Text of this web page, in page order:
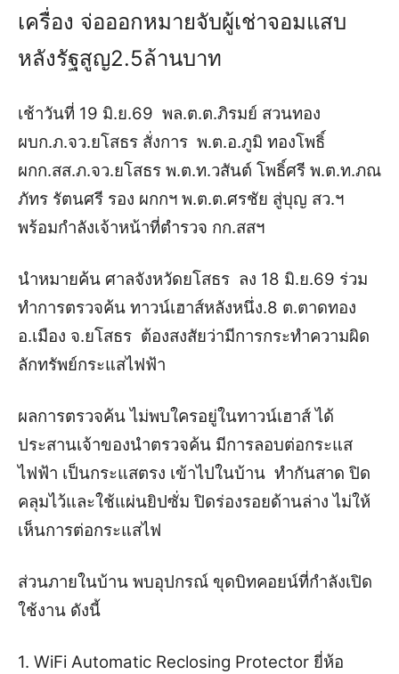
เครื่อง จ่อออกหมายจับผู้เช่าจอมแสบ
หลังรัฐสูญ2.5ล้านบาท
เช้าวันที่ 19 มิ.ย.69 พล.ต.ต.ภิรมย์ สวนทอง
ผบก.ภ.จว.ยโสธร สั่งการ พ.ต.อ.ภูมิ ทองโพธิ์
ผกก.สส.ภ.จว.ยโสธร พ.ต.ท.วสันต์ โพธิ์ศรี พ.ต.ท.ภณ
ภัทร รัตนศรี รอง ผกกฯ พ.ต.ต.ศรชัย สู่บุญ สว.ฯ
พร้อมกำลังเจ้าหน้าที่ตำรวจ กก.สสฯ
นำหมายค้น ศาลจังหวัดยโสธร ลง 18 มิ.ย.69 ร่วม
ทำการตรวจค้น ทาวน์เฮาส์หลังหนึ่ง.8 ต.ตาดทอง
อ.เมือง จ.ยโสธร ต้องสงสัยว่ามีการกระทำความผิด
ลักทรัพย์กระแสไฟฟ้า
ผลการตรวจค้นไม่พบใครอยู่ในทาวน์เฮาส์ ได้
ประสานเจ้าของนำตรวจค้น มีการลอบต่อกระแส
ไฟฟ้า เป็นกระแสตรง เข้าไปในบ้าน ทำกันสาด ปิด
คลุมไว้และใช้แผ่นยิปซั่ม ปิดร่องรอยด้านล่าง ไม่ให้
เห็นการต่อกระแสไฟ
ส่วนภายในบ้าน พบอุปกรณ์ ขุดบิทคอยน์ที่กำลังเปิด
ใช้งาน ดังนี้
1. WiFi Automatic Reclosing Protector ยี่ห้อ